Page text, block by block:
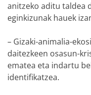
anitzeko aditu taldea
eginkizunak hauek
– Gizaki-animalia-
daitezkeen osasun-
ematea eta indartu
identifikatzea.